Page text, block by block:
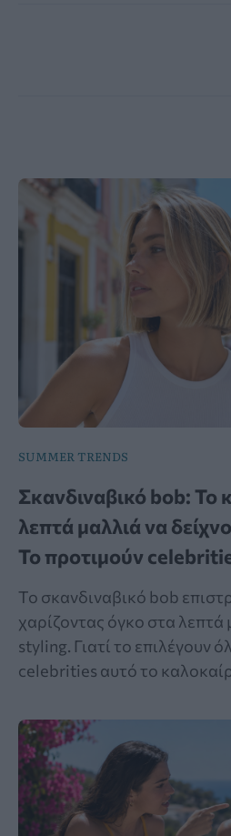
SUMMER TRENDS
Σκανδιναβικό bob: Το
λεπτά μαλλιά να
Το προτιμούν
Το σκανδιναβικό bob
χαρίζοντας όγκο στα λεπτά
styling. Γιατί το επιλέγουν
celebrities αυτό το